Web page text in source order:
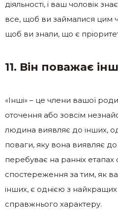
діяльності, і ваш чоловік
все, щоб ви займалися цим
щоб ви знали, що є
11. Він поважає
«Інші» – це члени вашої
оточення або зовсім
людина виявляє до інших,
поваги, яку вона виявляє до
перебуває на ранніх етапах
спостереження за тим, як
інших, є однією з
справжнього характеру.